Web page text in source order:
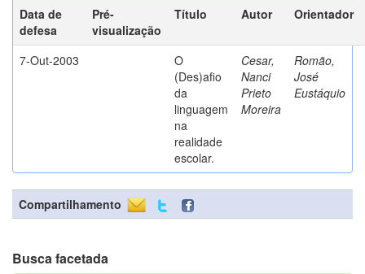
Data de
defesa
Pré-
visualização
Título Autor Orientador
7-Out-2003
O
(Des)afio
da
linguagem
na
realidade
escolar.
Cesar,
Nanci
Prieto
Moreira
Romão,
José
Eustáquio
Compartilhamento
Busca facetada